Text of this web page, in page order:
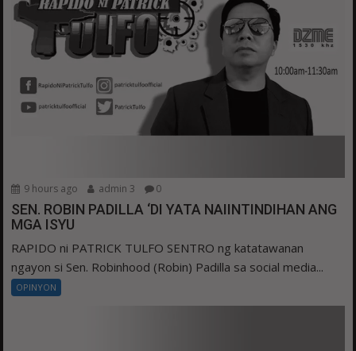
9 hours ago admin 3 0
SEN. ROBIN PADILLA ‘DI YATA NAIINTINDIHAN ANG
MGA ISYU
RAPIDO ni PATRICK TULFO SENTRO ng katatawanan
ngayon si Sen. Robinhood (Robin) Padilla sa social media...
OPINYON